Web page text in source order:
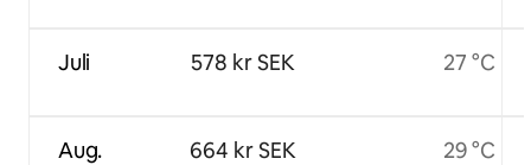
Juli
Aug.
578 kr SEK
664 kr SEK
27 °C
29 °C